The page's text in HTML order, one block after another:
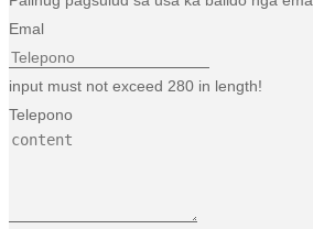
Emal
input must not exceed 280 in length!
Telepono